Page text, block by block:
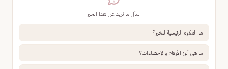
اسأل ما تريد عن هذا الخبر
ما الفكرة الرئيسية للخبر؟
ما هي أبرز الأرقام والإحصاءات؟